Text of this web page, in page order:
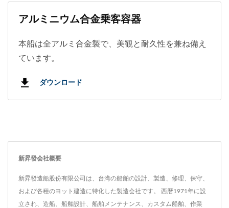
アルミニウム合金乗客容器
本船は全アルミ合金製で、美観と耐久性を兼ね備え
ています。
ダウンロード
新昇發会社概要
新昇發造船股份有限公司は、台湾の船舶の設計、製造、修理、保守、
および各種のヨット建造に特化した製造会社です。 西暦1971年に設
立され、造船、船舶設計、船舶メンテナンス、カスタム船舶、作業